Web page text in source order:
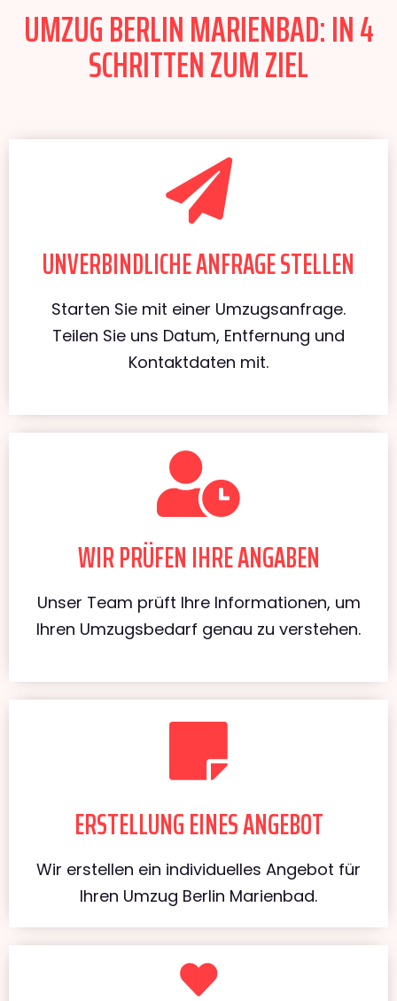
UMZUG BERLIN MARIENBAD: IN 4
SCHRITTEN ZUM ZIEL
UNVERBINDLICHE ANFRAGE STELLEN
Starten Sie mit einer Umzugsanfrage.
Teilen Sie uns Datum, Entfernung und
Kontaktdaten mit.
WIR PRÜFEN IHRE ANGABEN
Unser Team prüft Ihre Informationen, um
Ihren Umzugsbedarf genau zu verstehen.
ERSTELLUNG EINES ANGEBOT
Wir erstellen ein individuelles Angebot für
Ihren Umzug Berlin Marienbad.